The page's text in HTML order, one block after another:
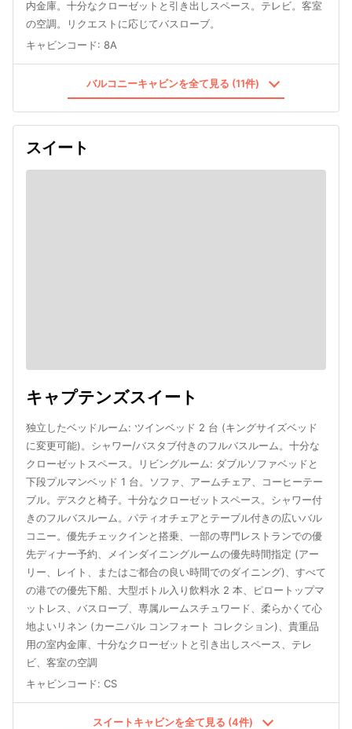
内金庫。十分なクローゼットと引き出しスペース。テレビ。客室
の空調。リクエストに応じてバスローブ。
キャビンコード: 8A
バルコニーキャビンを全て見る (11件)
スイート
キャプテンズスイート
独立したベッドルーム: ツインベッド 2 台 (キングサイズベッド
に変更可能)。シャワー/バスタブ付きのフルバスルーム。十分な
クローゼットスペース。リビングルーム: ダブルソファベッドと
下段プルマンベッド 1 台。ソファ、アームチェア、コーヒーテー
ブル。デスクと椅子。十分なクローゼットスペース。シャワー付
きのフルバスルーム。パティオチェアとテーブル付きの広いバル
コニー。優先チェックインと搭乗、一部の専門レストランでの優
先ディナー予約、メインダイニングルームの優先時間指定 (アー
リー、レイト、またはご都合の良い時間でのダイニング)、すべて
の港での優先下船、大型ボトル入り飲料水 2 本、ピロートップマ
ットレス、バスローブ、専属ルームスチュワード、柔らかくて心
地よいリネン (カーニバル コンフォート コレクション)、貴重品
用の室内金庫、十分なクローゼットと引き出しスペース、テレ
ビ、客室の空調
キャビンコード: CS
スイートキャビンを全て見る (4件)